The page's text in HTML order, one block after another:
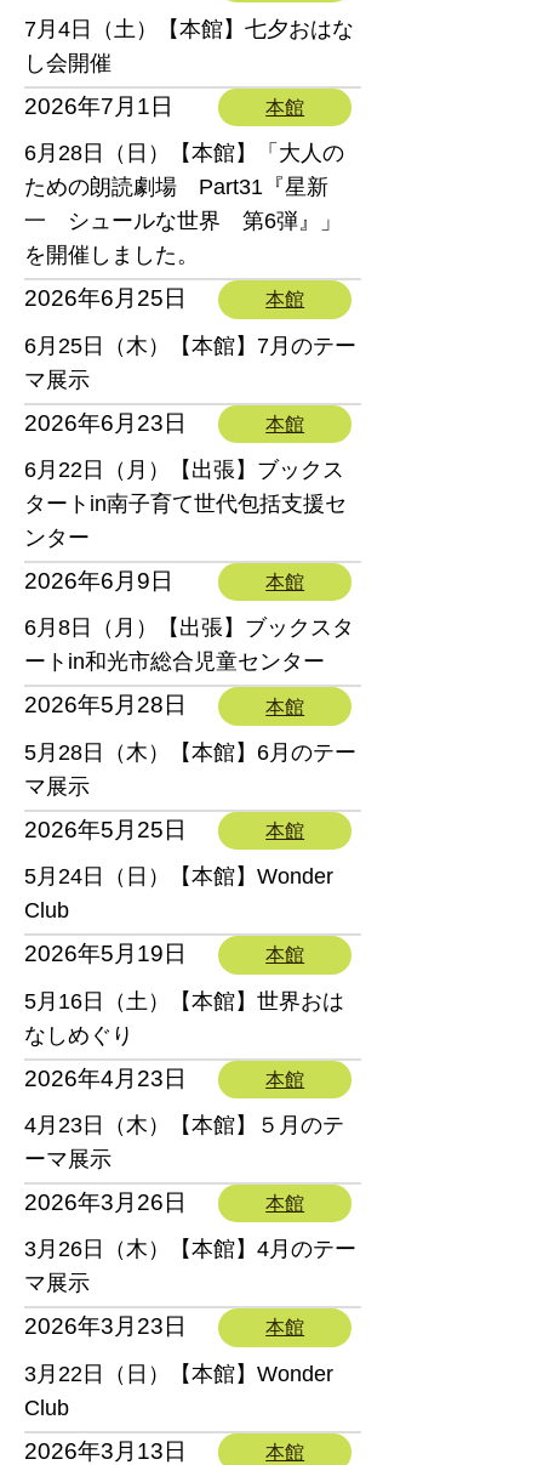
7月4日（土）【本館】七夕おはな
し会開催
2026年7月1日 本館
6月28日（日）【本館】「大人の
ための朗読劇場 Part31『星新
一 シュールな世界 第6弾』」
を開催しました。
2026年6月25日 本館
6月25日（木）【本館】7月のテー
マ展示
2026年6月23日 本館
6月22日（月）【出張】ブックス
タートin南子育て世代包括支援セ
ンター
2026年6月9日 本館
6月8日（月）【出張】ブックスタ
ートin和光市総合児童センター
2026年5月28日 本館
5月28日（木）【本館】6月のテー
マ展示
2026年5月25日 本館
5月24日（日）【本館】Wonder
Club
2026年5月19日 本館
5月16日（土）【本館】世界おは
なしめぐり
2026年4月23日 本館
4月23日（木）【本館】５月のテ
ーマ展示
2026年3月26日 本館
3月26日（木）【本館】4月のテー
マ展示
2026年3月23日 本館
3月22日（日）【本館】Wonder
Club
2026年3月13日 本館